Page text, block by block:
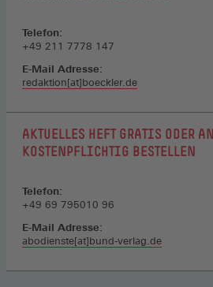
Telefon:
+49 211 7778 147
E-Mail Adresse:
redaktion[at]boeckler.de
AKTUELLES HEFT GRATIS ODER
KOSTENPFLICHTIG BESTELLEN
Telefon:
+49 69 795010 96
E-Mail Adresse:
abodienste[at]bund-verlag.de